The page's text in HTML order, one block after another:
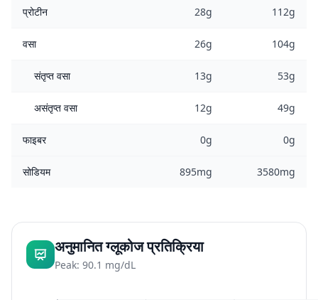
प्रोटीन 28g 112g
वसा 26g 104g
संतृप्त वसा 13g 53g
असंतृप्त वसा 12g 49g
फाइबर 0g 0g
सोडियम 895mg 3580mg
अनुमानित ग्लूकोज प्रतिक्रिया
Peak: 90.1 mg/dL